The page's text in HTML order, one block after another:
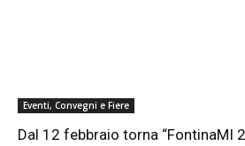
Eventi, Convegni e Fiere
Dal 12 febbraio torna “FontinaMI